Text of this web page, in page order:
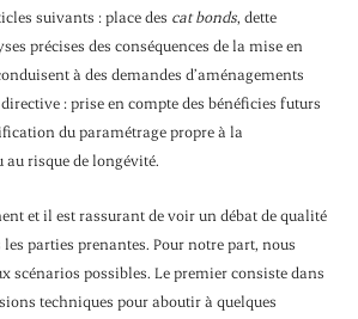
suivants : place des cat bonds, dette
précises des conséquences de la mise en
à des demandes d’aménagements
: prise en compte des bénéficies futurs
du paramétrage propre à la
risque de longévité.
et il est rassurant de voir un débat de qualité
les parties prenantes. Pour notre part, nous
scénarios possibles. Le premier consiste dans
techniques pour aboutir à quelques